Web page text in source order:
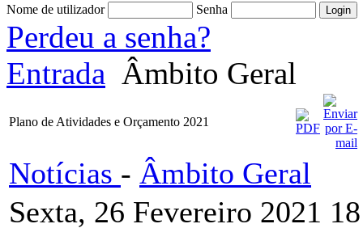
Nome de utilizador Senha
Perdeu a senha?
Entrada Âmbito Geral
Plano de Atividades e Orçamento 2021
Notícias - Âmbito Geral
Sexta, 26 Fevereiro 2021